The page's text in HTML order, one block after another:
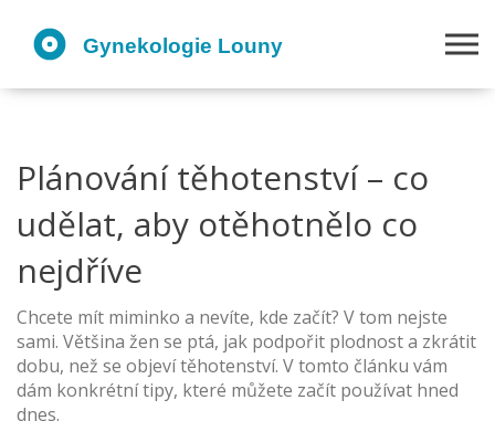
Plánování těhotenství – co
udělat, aby otěhotnělo co
nejdříve
Chcete mít miminko a nevíte, kde začít? V tom nejste
sami. Většina žen se ptá, jak podpořit plodnost a zkrátit
dobu, než se objeví těhotenství. V tomto článku vám
dám konkrétní tipy, které můžete začít používat hned
dnes.